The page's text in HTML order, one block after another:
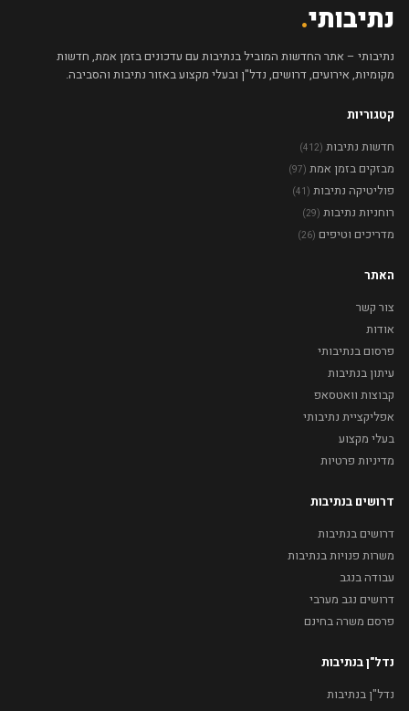
נתיבותי.
נתיבותי – אתר החדשות המוביל בנתיבות עם עדכונים בזמן אמת, חדשות
מקומיות, אירועים, דרושים, נדל"ן ובעלי מקצוע באזור נתיבות והסביבה.
קטגוריות
חדשות נתיבות (412)
מבזקים בזמן אמת (97)
פוליטיקה נתיבות (41)
רוחניות נתיבות (29)
מדריכים וטיפים (26)
האתר
צור קשר
אודות
פרסום בנתיבותי
עיתון בנתיבות
קבוצות וואטסאפ
אפליקציית נתיבותי
בעלי מקצוע
מדיניות פרטיות
דרושים בנתיבות
דרושים בנתיבות
משרות פנויות בנתיבות
עבודה בנגב
דרושים נגב מערבי
פרסם משרה בחינם
נדל"ן בנתיבות
נדל"ן בנתיבות